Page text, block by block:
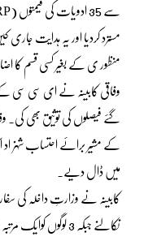
مسترد کردیا اور یہ ہدایت
منظور ی کے بغیر کسی قسم کا
گئے فیصلوں کی توثیق بھی کی۔
کے مشیر برائے احتساب
میں ڈال دیے۔
نکالنے جبکہ 3 لوگوں کوایک مرتبہ باہر جانے کی اجازت کی منظوری بھی دی۔